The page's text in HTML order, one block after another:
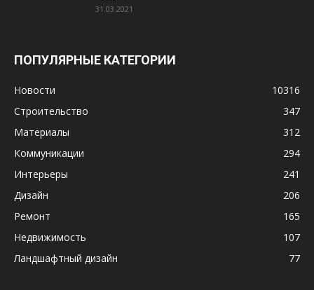
31.03.2021
ПОПУЛЯРНЫЕ КАТЕГОРИИ
Новости
10316
Строительство
347
Материалы
312
Коммуникации
294
Интерьеры
241
Дизайн
206
Ремонт
165
Недвижимость
107
Ландшафтный дизайн
77